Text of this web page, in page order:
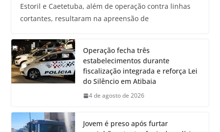
Estoril e Caetetuba, além de operação contra linhas
cortantes, resultaram na apreensão de
Operação fecha três
estabelecimentos durante
fiscalização integrada e reforça Lei
do Silêncio em Atibaia
4 de agosto de 2026
Jovem é preso após furtar